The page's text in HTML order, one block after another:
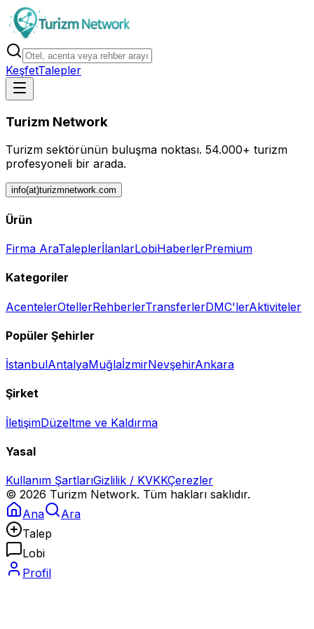
KeşfetTalepler
Turizm Network
Turizm sektörünün buluşma noktası. 54.000+ turizm
profesyoneli bir arada.
info(at)turizmnetwork.com
Ürün
Firma AraTaleplerİlanlarLobiHaberlerPremium
Kategoriler
AcentelerOtellerRehberlerTransferlerDMC'lerAktiviteler
Popüler Şehirler
İstanbulAntalyaMuğlaİzmirNevşehirAnkara
Şirket
İletişimDüzeltme ve Kaldırma
Yasal
Kullanım ŞartlarıGizlilik / KVKKÇerezler
© 2026 Turizm Network. Tüm hakları saklıdır.
Ana
Ara
Talep
Lobi
Profil